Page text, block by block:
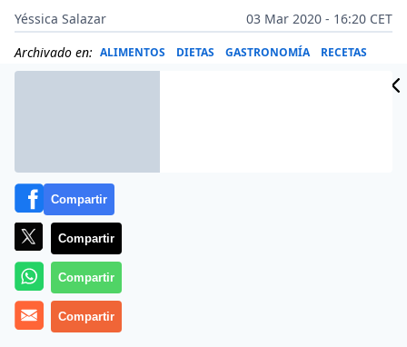
Yéssica Salazar
03 Mar 2020 - 16:20 CET
Archivado en: ALIMENTOS DIETAS GASTRONOMÍA RECETAS
Compartir
Compartir
Compartir
Compartir